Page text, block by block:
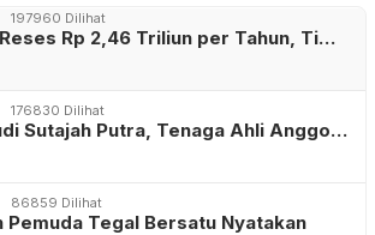
197960 Dilihat
Rp 2,46 Triliun per Tahun, Ti…
176830 Dilihat
Sutajah Putra, Tenaga Ahli Anggo…
86859 Dilihat
Pemuda Tegal Bersatu Nyatakan